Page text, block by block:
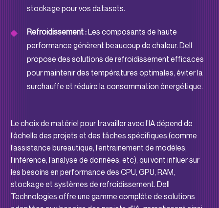
stockage pour vos datasets.
Refroidissement :Les composants de haute
performance génèrent beaucoup de chaleur. Dell
propose des solutions de refroidissement efficaces
pour maintenir des températures optimales, éviter la
surchauffe et réduire la consommation énergétique.
Le choix de matériel pour travailler avec l’IA dépend de
l’échelle des projets et des tâches spécifiques (comme
l’assistance bureautique, l’entrainement de modèles,
l’inférence, l’analyse de données, etc), qui vont influer sur
les besoins en performance des CPU, GPU, RAM,
stockage et systèmes de refroidissement. Dell
Technologies offre une gamme complète de solutions